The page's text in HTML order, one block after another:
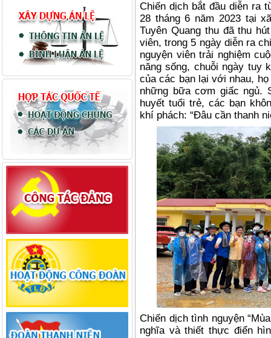
Chiến dịch bắt đầu diễn ra
28 tháng 6 năm 2023 tại
Tuyên Quang thu đã thu
viên, trong 5 ngày diễn ra
nguyện viên trải nghiệm
năng sống, chuỗi ngày tuy
của các bạn lại với nhau,
những bữa cơm giấc ngủ.
huyết tuổi trẻ, các bạn
khí phách: “Đâu cần thanh
Chiến dịch tình nguyện
nghĩa và thiết thực điển